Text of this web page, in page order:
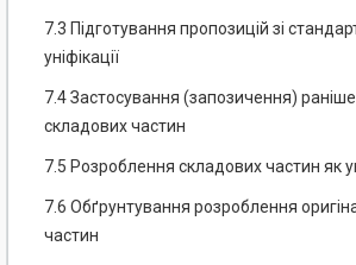
7.3 Підготування пропозицій зі
уніфікації
7.4 Застосування (запозичення)
складових частин
7.5 Розроблення складових частин як
7.6 Обґрунтування розроблення
частин